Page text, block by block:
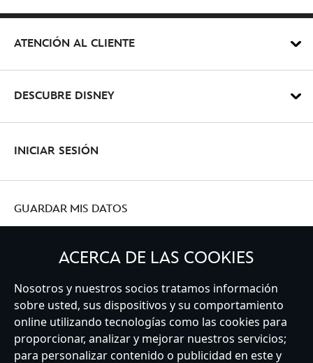
ATENCIÓN AL CLIENTE
DESCUBRE DISNEY
INICIAR SESIÓN
GUARDAR MIS DATOS
Spain
Atención al Cliente Términos de Uso
Buscador de Tiendas
ACERCA DE LAS COOKIES
Nosotros y nuestros socios tratamos información
sobre usted, sus dispositivos y su comportamiento
online utilizando tecnologías como las cookies para
proporcionar, analizar y mejorar nuestros servicios;
para personalizar contenido o publicidad en este y